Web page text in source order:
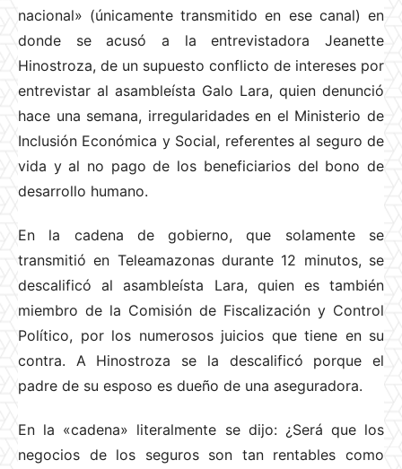
nacional» (únicamente transmitido en ese canal) en
donde se acusó a la entrevistadora Jeanette
Hinostroza, de un supuesto conflicto de intereses por
entrevistar al asambleísta Galo Lara, quien denunció
hace una semana, irregularidades en el Ministerio de
Inclusión Económica y Social, referentes al seguro de
vida y al no pago de los beneficiarios del bono de
desarrollo humano.
En la cadena de gobierno, que solamente se
transmitió en Teleamazonas durante 12 minutos, se
descalificó al asambleísta Lara, quien es también
miembro de la Comisión de Fiscalización y Control
Político, por los numerosos juicios que tiene en su
contra. A Hinostroza se la descalificó porque el
padre de su esposo es dueño de una aseguradora.
En la «cadena» literalmente se dijo: ¿Será que los
negocios de los seguros son tan rentables como